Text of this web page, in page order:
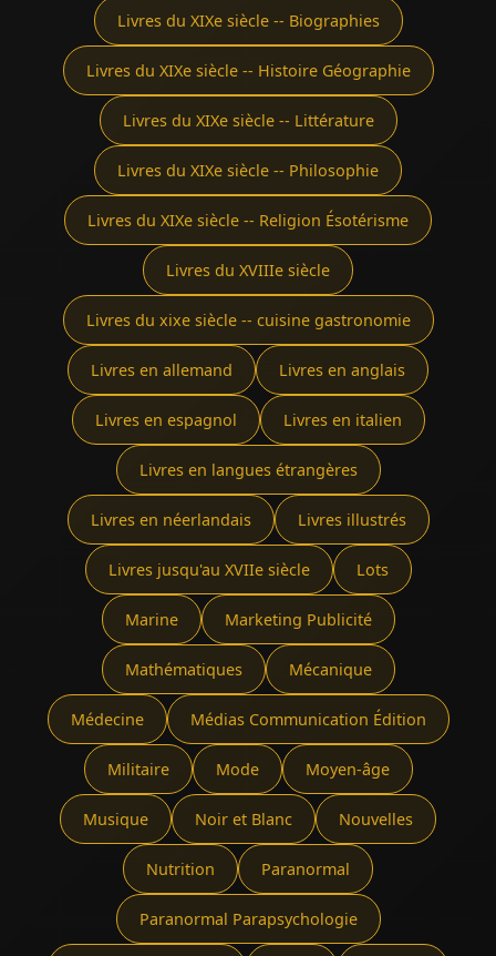
Livres du XIXe siècle -- Biographies
Livres du XIXe siècle -- Histoire Géographie
Livres du XIXe siècle -- Littérature
Livres du XIXe siècle -- Philosophie
Livres du XIXe siècle -- Religion Ésotérisme
Livres du XVIIIe siècle
Livres du xixe siècle -- cuisine gastronomie
Livres en allemand Livres en anglais
Livres en espagnol Livres en italien
Livres en langues étrangères
Livres en néerlandais Livres illustrés
Livres jusqu'au XVIIe siècle Lots
Marine Marketing Publicité
Mathématiques Mécanique
Médecine Médias Communication Édition
Militaire Mode Moyen-âge
Musique Noir et Blanc Nouvelles
Nutrition Paranormal
Paranormal Parapsychologie